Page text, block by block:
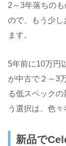
2～3年落ちの
ので、もう少し
ます。
5年前に10万円
が中古で２～3
る低スペック
う選択は、色
新品で